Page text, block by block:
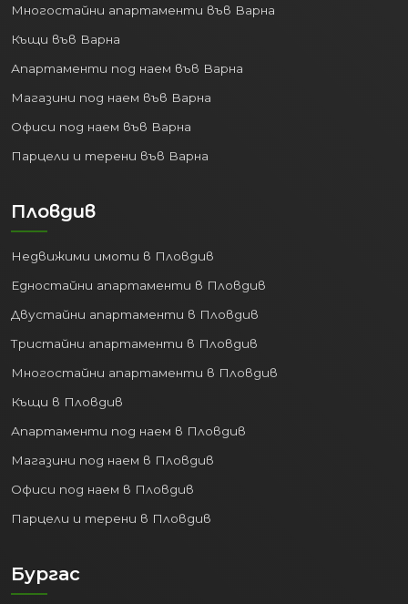
Многостайни апартаменти във Варна
Къщи във Варна
Апартаменти под наем във Варна
Магазини под наем във Варна
Офиси под наем във Варна
Парцели и терени във Варна
Пловдив
Недвижими имоти в Пловдив
Едностайни апартаменти в Пловдив
Двустайни апартаменти в Пловдив
Тристайни апартаменти в Пловдив
Многостайни апартаменти в Пловдив
Къщи в Пловдив
Апартаменти под наем в Пловдив
Магазини под наем в Пловдив
Офиси под наем в Пловдив
Парцели и терени в Пловдив
Бургас